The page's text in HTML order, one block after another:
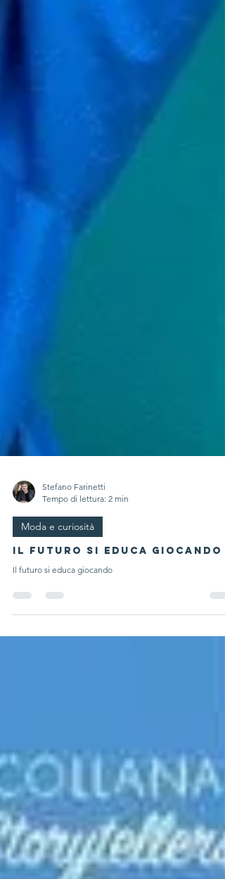
Stefano Farinetti
Tempo di lettura: 2 min
Moda e curiosità
Il futuro si educa giocando